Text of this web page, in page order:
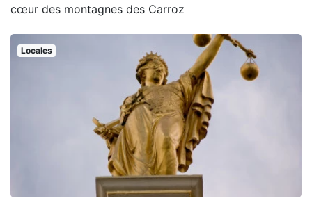
cœur des montagnes des Carroz
Locales